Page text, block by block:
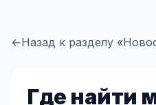
←Назад к разделу
Где найти